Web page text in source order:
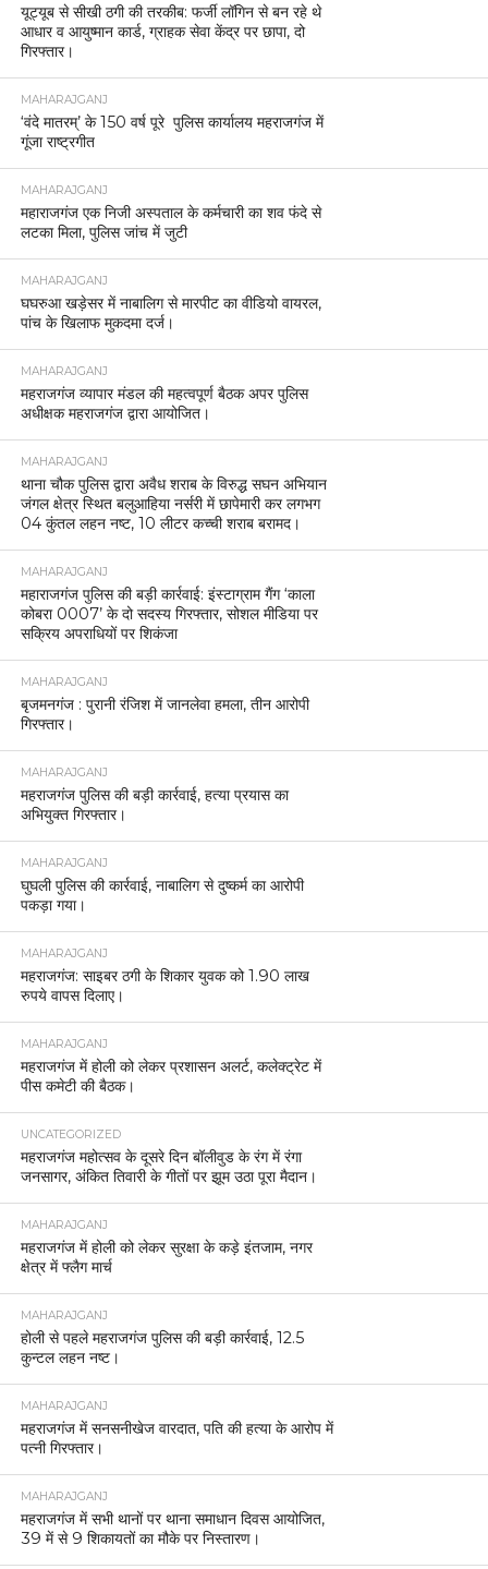
यूट्यूब से सीखी ठगी की तरकीब: फर्जी लॉगिन से बन रहे थे
आधार व आयुष्मान कार्ड, ग्राहक सेवा केंद्र पर छापा, दो
गिरफ्तार।
MAHARAJGANJ
‘वंदे मातरम्’ के 150 वर्ष पूरे पुलिस कार्यालय महराजगंज में
गूंजा राष्ट्रगीत
MAHARAJGANJ
महाराजगंज एक निजी अस्पताल के कर्मचारी का शव फंदे से
लटका मिला, पुलिस जांच में जुटी
MAHARAJGANJ
घघरुआ खड़ेसर में नाबालिग से मारपीट का वीडियो वायरल,
पांच के खिलाफ मुकदमा दर्ज।
MAHARAJGANJ
महराजगंज व्यापार मंडल की महत्वपूर्ण बैठक अपर पुलिस
अधीक्षक महराजगंज द्वारा आयोजित।
MAHARAJGANJ
थाना चौक पुलिस द्वारा अवैध शराब के विरुद्ध सघन अभियान
जंगल क्षेत्र स्थित बलुआहिया नर्सरी में छापेमारी कर लगभग
04 कुंतल लहन नष्ट, 10 लीटर कच्ची शराब बरामद।
MAHARAJGANJ
महाराजगंज पुलिस की बड़ी कार्रवाई: इंस्टाग्राम गैंग ‘काला
कोबरा 0007’ के दो सदस्य गिरफ्तार, सोशल मीडिया पर
सक्रिय अपराधियों पर शिकंजा
MAHARAJGANJ
बृजमनगंज : पुरानी रंजिश में जानलेवा हमला, तीन आरोपी
गिरफ्तार।
MAHARAJGANJ
महराजगंज पुलिस की बड़ी कार्रवाई, हत्या प्रयास का
अभियुक्त गिरफ्तार।
MAHARAJGANJ
घुघली पुलिस की कार्रवाई, नाबालिग से दुष्कर्म का आरोपी
पकड़ा गया।
MAHARAJGANJ
महराजगंज: साइबर ठगी के शिकार युवक को 1.90 लाख
रुपये वापस दिलाए।
MAHARAJGANJ
महराजगंज में होली को लेकर प्रशासन अलर्ट, कलेक्ट्रेट में
पीस कमेटी की बैठक।
UNCATEGORIZED
महराजगंज महोत्सव के दूसरे दिन बॉलीवुड के रंग में रंगा
जनसागर, अंकित तिवारी के गीतों पर झूम उठा पूरा मैदान।
MAHARAJGANJ
महराजगंज में होली को लेकर सुरक्षा के कड़े इंतजाम, नगर
क्षेत्र में फ्लैग मार्च
MAHARAJGANJ
होली से पहले महराजगंज पुलिस की बड़ी कार्रवाई, 12.5
कुन्टल लहन नष्ट।
MAHARAJGANJ
महराजगंज में सनसनीखेज वारदात, पति की हत्या के आरोप में
पत्नी गिरफ्तार।
MAHARAJGANJ
महराजगंज में सभी थानों पर थाना समाधान दिवस आयोजित,
39 में से 9 शिकायतों का मौके पर निस्तारण।